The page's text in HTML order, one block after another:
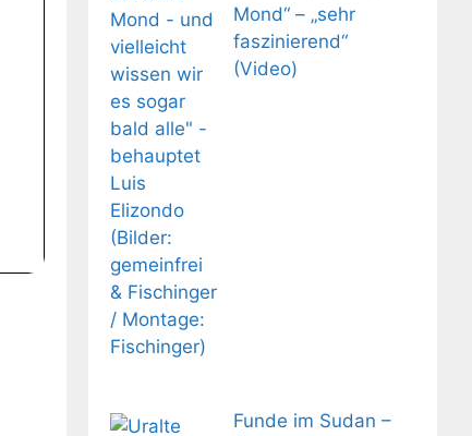
Mond“ – „sehr
faszinierend“
(Video)
Funde im Sudan –